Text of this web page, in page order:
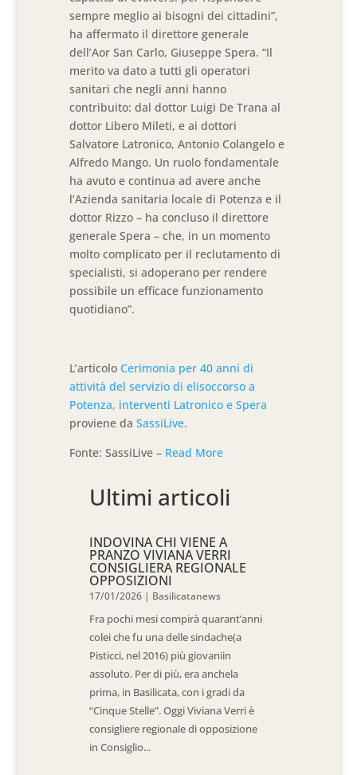
sempre meglio ai bisogni dei cittadini”,
ha affermato il direttore generale
dell’Aor San Carlo, Giuseppe Spera. “Il
merito va dato a tutti gli operatori
sanitari che negli anni hanno
contribuito: dal dottor Luigi De Trana al
dottor Libero Mileti, e ai dottori
Salvatore Latronico, Antonio Colangelo e
Alfredo Mango. Un ruolo fondamentale
ha avuto e continua ad avere anche
l’Azienda sanitaria locale di Potenza e il
dottor Rizzo – ha concluso il direttore
generale Spera – che, in un momento
molto complicato per il reclutamento di
specialisti, si adoperano per rendere
possibile un efficace funzionamento
quotidiano”.
L’articoloCerimonia per 40 anni di
attività del servizio di elisoccorso a
Potenza, interventi Latronico e Spera
proviene daSassiLive.
Fonte: SassiLive – Read More
Ultimi articoli
INDOVINA CHI VIENE A
PRANZO VIVIANA VERRI
CONSIGLIERA REGIONALE
OPPOSIZIONI
17/01/2026 | Basilicatanews
Fra pochi mesi compirà quarant’anni
colei che fu una delle sindache(a
Pisticci, nel 2016) più giovaniin
assoluto. Per di più, era anchela
prima, in Basilicata, con i gradi da
“Cinque Stelle”. Oggi Viviana Verri è
consigliere regionale di opposizione
in Consiglio...